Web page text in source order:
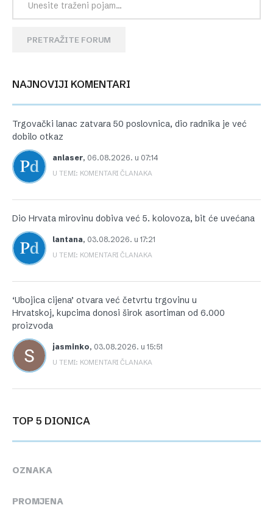
PRETRAŽITE FORUM
NAJNOVIJI KOMENTARI
Trgovački lanac zatvara 50 poslovnica, dio radnika je već
dobilo otkaz
anlaser, 06.08.2026. u 07:14
U TEMI: KOMENTARI ČLANAKA
Dio Hrvata mirovinu dobiva već 5. kolovoza, bit će uvećana
lantana, 03.08.2026. u 17:21
U TEMI: KOMENTARI ČLANAKA
‘Ubojica cijena’ otvara već četvrtu trgovinu u
Hrvatskoj, kupcima donosi širok asortiman od 6.000
proizvoda
jasminko, 03.08.2026. u 15:51
U TEMI: KOMENTARI ČLANAKA
TOP 5 DIONICA
OZNAKA
PROMJENA